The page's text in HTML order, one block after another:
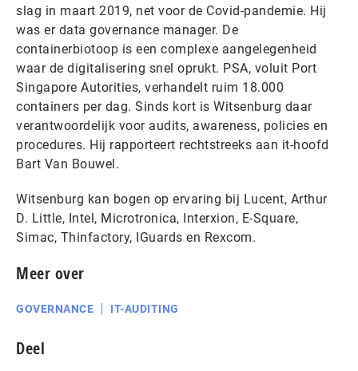
slag in maart 2019, net voor de Covid-pandemie. Hij
was er data governance manager. De
containerbiotoop is een complexe aangelegenheid
waar de digitalisering snel oprukt. PSA, voluit Port
Singapore Autorities, verhandelt ruim 18.000
containers per dag. Sinds kort is Witsenburg daar
verantwoordelijk voor audits, awareness, policies en
procedures. Hij rapporteert rechtstreeks aan it-hoofd
Bart Van Bouwel.
Witsenburg kan bogen op ervaring bij Lucent, Arthur
D. Little, Intel, Microtronica, Interxion, E-Square,
Simac, Thinfactory, IGuards en Rexcom.
Meer over
GOVERNANCE IT-AUDITING
Deel